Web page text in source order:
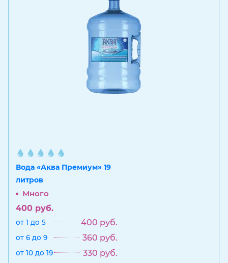
Вода «Аква Премиум» 19
литров
Много
400 руб.
от 1 до 5 400 руб.
от 6 до 9 360 руб.
от 10 до 19 330 руб.